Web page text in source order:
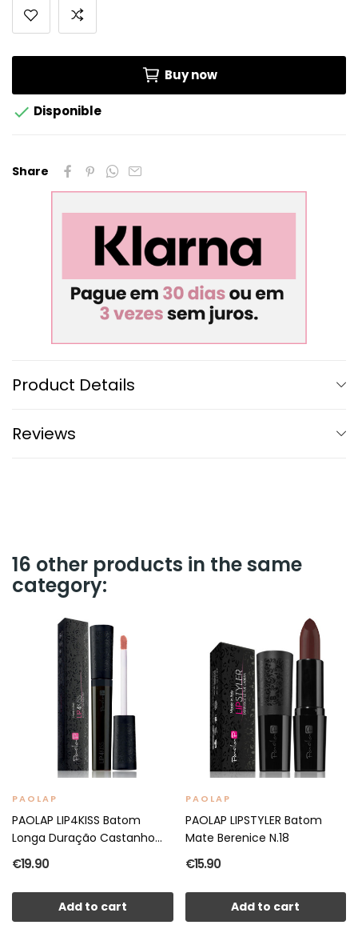
Buy now
 Disponible
Share
Product Details
Reviews
16 other products in the same
category:
PAOLAP
PAOLAP LIP4KISS Batom
Longa Duração Castanho...
€19.90
Add to cart
PAOLAP
PAOLAP LIPSTYLER Batom
Mate Berenice N.18
€15.90
Add to cart